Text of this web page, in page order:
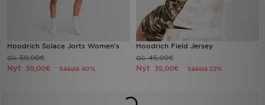
Hoodrich Solace Jorts Women's
Oli50,00€
Nyt 30,00€ Säästä 40%
Hoodrich Field Jersey
Oli45,00€
Nyt 35,00€ Säästä 22%